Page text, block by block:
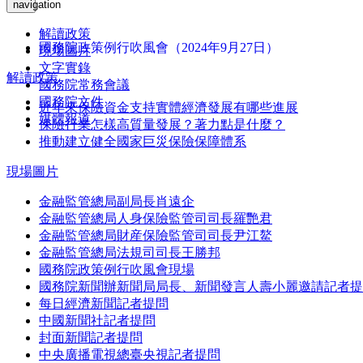
些？謝謝。
[肖遠企]這個問題非常好，這也是我們這幾年在努力
[金融監管總局財産保險監管司司長 尹江鰲]
減災救災。具體來説：第一個是健全機制。今年初
自然災害都納入保障範圍。二是水平提高了，最低
作相結合，分三個層次逐步形成“保基礎保民生、高
障範圍；在補充層，由商業保險提供保障。第二個
元，賠付作用還是比較明顯的。今年初，河北省試
障。下一步，我們將繼續鼓勵各地結合實際，爭取
用，為建立健全巨災保險保障體系積累經驗。大家
保險業克服通訊、電力、供水受損等困難，主動作
navigation
解讀政策
現場圖片
文字實錄
國務院常務會議
國務院文件
媒體報道
國務院政策例行吹風會（2024年9月27日）
解讀政策
近年來保險資金支持實體經濟發展有哪些進展
保險行業怎樣高質量發展？著力點是什麼？
推動建立健全國家巨災保險保障體系
現場圖片
金融監管總局副局長肖遠企
金融監管總局人身保險監管司司長羅艷君
金融監管總局財産保險監管司司長尹江鰲
金融監管總局法規司司長王勝邦
國務院政策例行吹風會現場
國務院新聞辦新聞局局長、新聞發言人壽小麗邀請記者
每日經濟新聞記者提問
中國新聞社記者提問
封面新聞記者提問
中央廣播電視總臺央視記者提問